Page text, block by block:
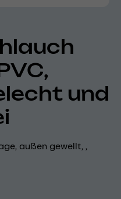
und
außen gewellt, ,